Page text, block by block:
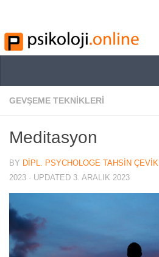
GEVŞEME TEKNIKLERI
Meditasyon
BY DIPL. PSYCHOLOGE TAHSIN ÇEVIK
2023 · UPDATED 3. ARALIK 2023